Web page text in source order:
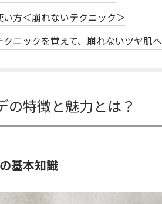
方＜崩れないテクニック＞
ニックを覚えて、崩れないツヤ肌へ
の特徴と魅力とは？
基本知識